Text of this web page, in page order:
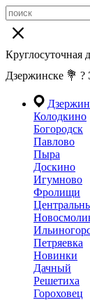
Круглосуточная
Дзержинске 💐 ?
Колодкино
Богородск
Павлово
Пыра
Доскино
Игумново
Фролищи
Петряевка
Новинки
Дачный
Решетиха
Гороховец